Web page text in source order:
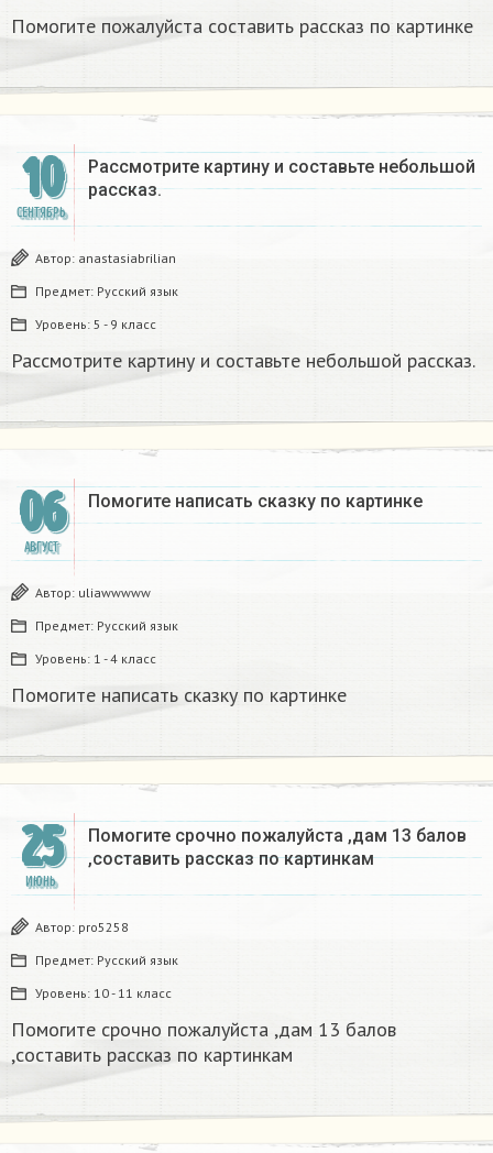
Помогите пожалуйста составить рассказ по картинке
10
СЕНТЯБРЬ
Рассмотрите картину и составьте небольшой
рассказ.
Автор: anastasiabrilian
Предмет: Русский язык
Уровень: 5 - 9 класс
Рассмотрите картину и составьте небольшой рассказ.
06
АВГУСТ
Помогите написать сказку по картинке
Автор: uliawwwww
Предмет: Русский язык
Уровень: 1 - 4 класс
Помогите написать сказку по картинке
25
ИЮНЬ
Помогите срочно пожалуйста ,дам 13 балов
,составить рассказ по картинкам
Автор: pro5258
Предмет: Русский язык
Уровень: 10 - 11 класс
Помогите срочно пожалуйста ,дам 13 балов
,составить рассказ по картинкам